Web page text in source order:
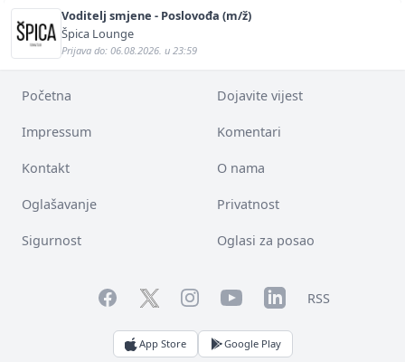
Voditelj smjene - Poslovođa (m/ž)
Špica Lounge
Prijava do: 06.08.2026. u 23:59
Početna Dojavite vijest
Impressum Komentari
Kontakt O nama
Oglašavanje Privatnost
Sigurnost Oglasi za posao
FacebookTwitterInstagramYouTubeLinkedInRSS
App Store Google Play